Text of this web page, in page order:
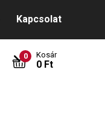
Kapcsolat
0 Kosár
0 Ft